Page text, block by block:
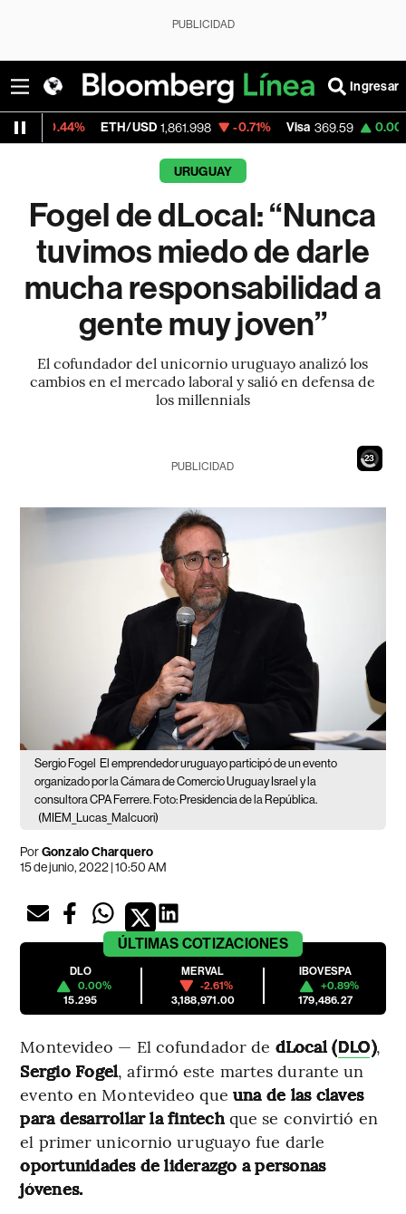
PUBLICIDAD
Ingresar
ETH/USD 1,861.998 -0.71% Visa 369.59 0.00%
URUGUAY
Fogel de dLocal: “Nunca
tuvimos miedo de darle
mucha responsabilidad a
gente muy joven”
El cofundador del unicornio uruguayo analizó los
cambios en el mercado laboral y salió en defensa de
los millennials
21
PUBLICIDAD
Sergio Fogel El emprendedor uruguayo participó de un evento
organizado por la Cámara de Comercio Uruguay Israel y la
consultora CPA Ferrere. Foto: Presidencia de la República.
(MIEM_Lucas_Malcuori)
PorGonzalo Charquero
15 de junio, 2022 | 10:50 AM
ÚLTIMAS COTIZACIONES
DLO
0.00%
15.295
MERVAL
-2.61%
3,188,971.00
IBOVESPA
+0.89%
179,486.27
Montevideo — El cofundador de dLocal (DLO),
Sergio Fogel, afirmó este martes durante un
evento en Montevideo que una de las claves
para desarrollar la fintechque se convirtió en
el primer unicornio uruguayo fue darle
oportunidades de liderazgo a personas
jóvenes.